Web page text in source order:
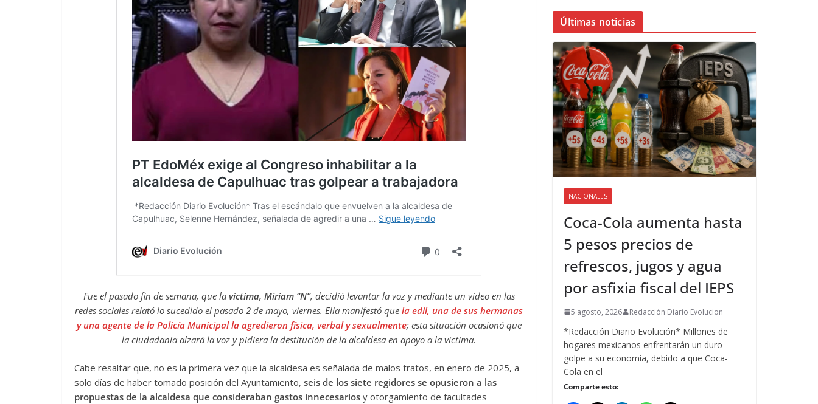
Fue el pasado fin de semana, que la víctima, Miriam “N”, decidió levantar la voz y mediante un video en las
redes sociales relató lo sucedido el pasado 2 de mayo, viernes. Ella manifestó quela edil, una de sus hermanas
y una agente de la Policía Municipal la agredieron física, verbal y sexualmente; esta situación ocasionó que
la ciudadanía alzará la voz y pidiera la destitución de la alcaldesa en apoyo a la víctima.
Cabe resaltar que, no es la primera vez que la alcaldesa es señalada de malos tratos, en enero de 2025, a
solo días de haber tomado posición del Ayuntamiento, seis de los siete regidores se opusieron a las
propuestas de la alcaldesa que consideraban gastos innecesarios y otorgamiento de facultades
Últimas noticias
NACIONALES
Coca-Cola aumenta hasta
5 pesos precios de
refrescos, jugos y agua
por asfixia fiscal del IEPS
5 agosto, 2026 Redacción Diario Evolucion
*Redacción Diario Evolución* Millones de
hogares mexicanos enfrentarán un duro
golpe a su economía, debido a que Coca-
Cola en el
Comparte esto: